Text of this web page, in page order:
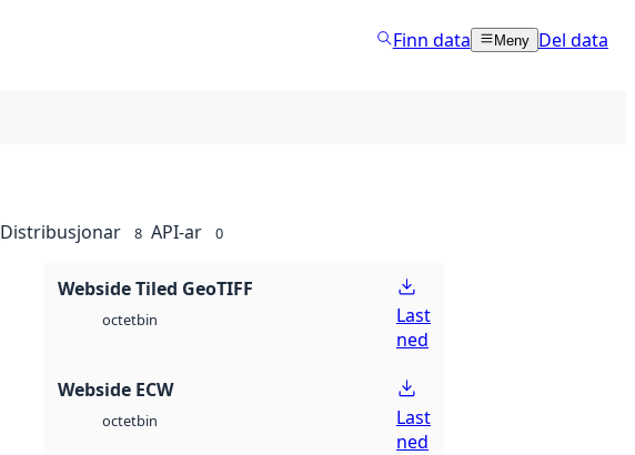
Finn data Meny Del data
Distribusjonar 8 API-ar 0
Webside Tiled GeoTIFF
octetbin
Last
ned
Webside ECW
octetbin
Last
ned